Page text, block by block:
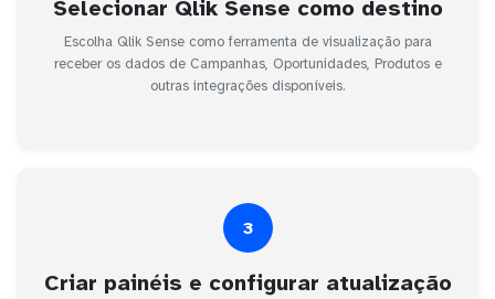
Selecionar Qlik Sense como destino
Escolha Qlik Sense como ferramenta de visualização para
receber os dados de Campanhas, Oportunidades, Produtos e
outras integrações disponíveis.
3
Criar painéis e configurar atualização